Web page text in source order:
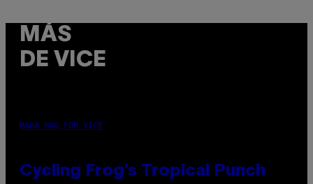
MÁS
DE VICE
MAHA HAQ FOR VICE
Cycling Frog’s Tropical Punch